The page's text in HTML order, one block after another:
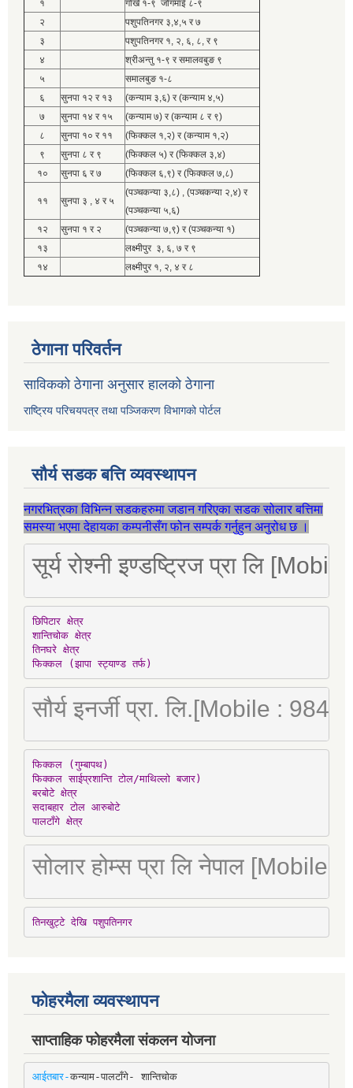
१
गोर्खे १-९ जोगमाई ८-९
२
पशुपतिनगर ३,४,५ र ७
३
पशुपतिनगर १, २, ६, ८, र ९
४
श्रीअन्तु १-९ र समालवबुङ ९
५
समालबुङ १-८
६
सुनपा १२ र १३
(कन्याम ३,६) र (कन्याम ४,५)
७
सुनपा १४ र १५
(कन्याम ७) र (कन्याम ८ र ९)
८
सुनपा १० र ११
(फिक्कल १,२) र (कन्याम १,२)
९
सुनपा ८ र ९
(फिक्कल ५) र (फिक्कल ३,४)
१०
सुनपा ६ र ७ (फिक्कल ६,९) र (फिक्कल ७,८)
११ सुनपा ३ , ४ र ५
(पञ्चकन्या ३,८) , (पञ्चकन्या २,४) र
(पञ्चकन्या ५,६)
१२
सुनपा १ र २
(पञ्चकन्या ७,९) र (पञ्चकन्या १)
१३
लक्ष्मीपुर ३, ६, ७ र ९
१४
लक्ष्मीपुर १, २, ४ र ८
ठेगाना परिवर्तन
साविकको ठेगाना अनुसार हालको ठेगाना
राष्ट्रिय परिचयपत्र तथा पञ्जिकरण विभागको पोर्टल
सौर्य सडक बत्ति व्यवस्थापन
नगरभित्रका विभिन्न सडकहरुमा जडान गरिएका सडक सोलार बत्तिमा
समस्या भएमा देहायका कम्पनीसँग फोन सम्पर्क गर्नुहुन अनुरोध छ ।
सूर्य रोश्नी इण्डष्ट्रिज प्रा लि
छिपिटार क्षेत्र
शान्तिचोक क्षेत्र
तिनघरे क्षेत्र
फिक्कल (झापा स्ट्याण्ड तर्फ)
सौर्य इनर्जी प्रा. लि.[Mobile :
फिक्कल (गुम्बापथ)
फिक्कल साईप्रशान्ति टोल/माथिल्लो बजार)
बरबोटे क्षेत्र
सदाबहार टोल आरुबोटे
पालटाँगे क्षेत्र
सोलार होम्स प्रा लि नेपाल [Mobile
तिनखुट्टे देखि पशुपतिनगर
फोहरमैला व्यवस्थापन
साप्ताहिक फोहरमैला संकलन योजना
आईतबार-कन्याम-पालटाँगे- शान्तिचोक